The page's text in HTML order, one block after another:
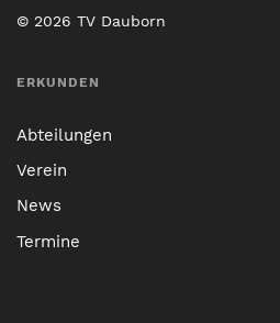
© 2026 TV Dauborn
ERKUNDEN
Abteilungen
Verein
News
Termine